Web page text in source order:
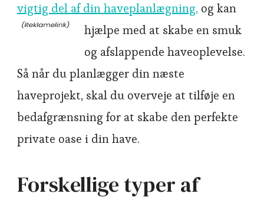
vigtig del af din haveplanlægning, og kan
hjælpe med at skabe en smuk
og afslappende haveoplevelse.
Så når du planlægger din næste
haveprojekt, skal du overveje at tilføje en
bedafgrænsning for at skabe den perfekte
private oase i din have.
Forskellige typer af